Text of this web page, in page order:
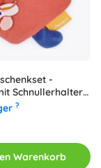
-
Schnullerhalter
?
Warenkorb